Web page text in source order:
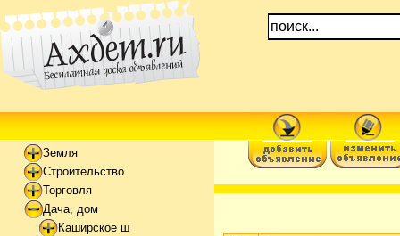
Земля
Строительство
Торговля
Дача, дом
Каширское ш